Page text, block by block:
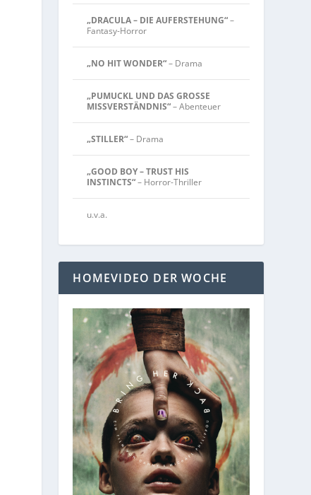
„DRACULA – DIE AUFERSTEHUNG“–
Fantasy-Horror
„NO HIT WONDER“– Drama
„PUMUCKL UND DAS GROSSE
MISSVERSTÄNDNIS“– Abenteuer
„STILLER“– Drama
„GOOD BOY – TRUST HIS
INSTINCTS“– Horror-Thriller
u.v.a.
HOMEVIDEO DER WOCHE